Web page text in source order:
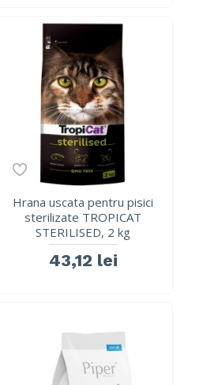
Hrana uscata pentru pisici
sterilizate TROPICAT
STERILISED, 2 kg
43,12 lei